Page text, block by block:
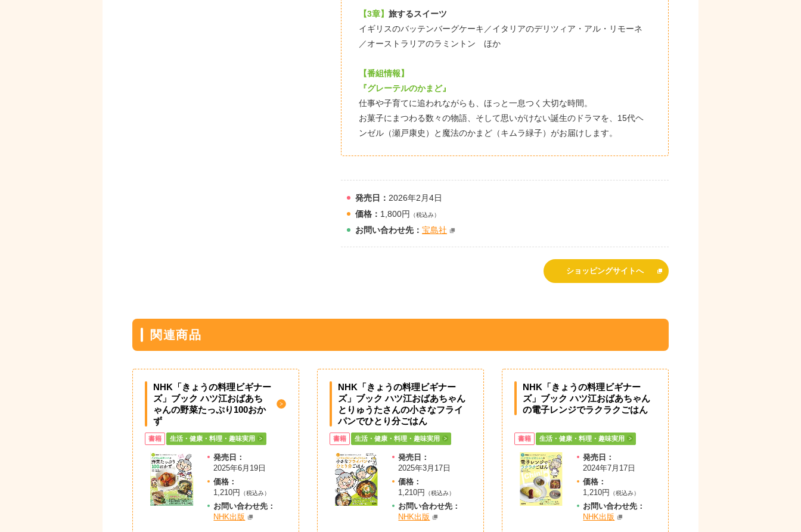
【3章】 旅するスイーツ
イギリスのバッテンバーグケーキ／イタリアのデリツィア・アル・リモーネ
／オーストラリアのラミントン ほか
【番組情報】
『グレーテルのかまど』
仕事や子育てに追われながらも、ほっと一息つく大切な時間。
お菓子にまつわる数々の物語、そして思いがけない誕生のドラマを、15代ヘ
ンゼル（瀬戸康史）と魔法のかまど（キムラ緑子）がお届けします。
発売日： 2026年2月4日
価格： 1,800円 （税込み）
お問い合わせ先： 宝島社
ショッピングサイトへ
関連商品
NHK「きょうの料理ビギナー
ズ」ブック ハツ江おばあち
ゃんの野菜たっぷり100おか
ず
書籍 生活・健康・料理・趣味実用
発売日：
2025年6月19日
価格：
1,210円
（税込み）
お問い合わせ先：
NHK出版
NHK「きょうの料理ビギナー
ズ」ブック ハツ江おばあちゃん
とりゅうたさんの小さなフライ
パンでひとり分ごはん
書籍 生活・健康・料理・趣味実用
発売日：
2025年3月17日
価格：
1,210円
（税込み）
お問い合わせ先：
NHK出版
NHK「きょうの料理ビギナー
ズ」ブック ハツ江おばあちゃん
の電子レンジでラクラクごはん
書籍 生活・健康・料理・趣味実用
発売日：
2024年7月17日
価格：
1,210円
（税込み）
お問い合わせ先：
NHK出版